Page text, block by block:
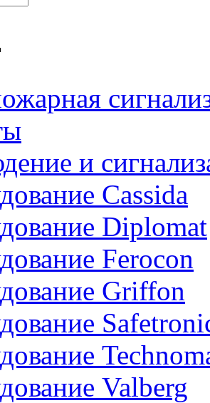
и
Cassida
Diplomat
Ferocon
Griffon
Valberg